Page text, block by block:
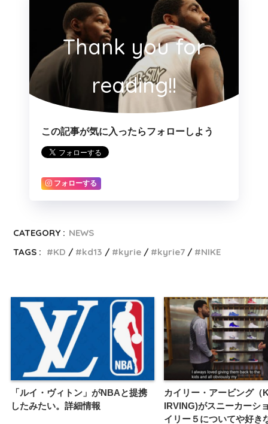
Thank you for
reading!!
この記事が気に入ったらフォローしよう
フォローする
CATEGORY : NEWS
TAGS :
KD kd13 kyrie kyrie7 NIKE
「ルイ・ヴィトン」がNBAと提携
したみたい。詳細情報
カイリー・アービング（
IRVING)がスニーカーシ
イリー５についてや好き